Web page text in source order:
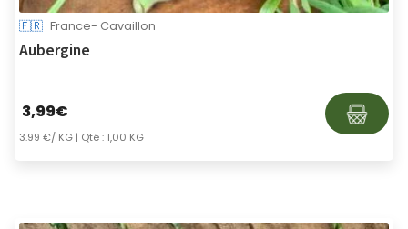
🇫🇷 France- Cavaillon
Aubergine
3,99€
3.99 €/ KG| Qté : 1,00 KG